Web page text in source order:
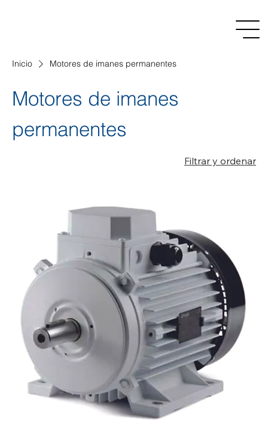
Inicio Motores de imanes permanentes
Motores de imanes
permanentes
Filtrar y ordenar